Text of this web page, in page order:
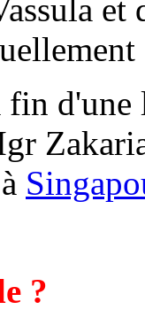
d'une
?